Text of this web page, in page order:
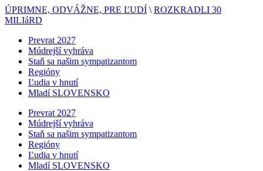
ÚPRIMNE, ODVÁŽNE, PRE ĽUDÍ \ ROZKRADLI 30
MILIáRD
Prevrat 2027
Múdrejší vyhráva
Staň sa našim sympatizantom
Regióny
Ľudia v hnutí
Mladí SLOVENSKO
Prevrat 2027
Múdrejší vyhráva
Staň sa našim sympatizantom
Regióny
Ľudia v hnutí
Mladí SLOVENSKO